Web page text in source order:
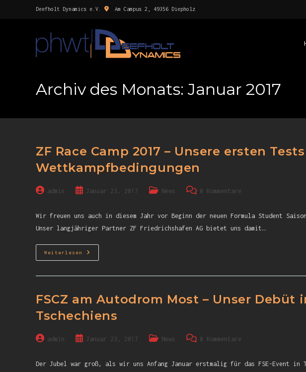
Deefholt Dynamics e.V. Am Campus 2, 49356 Diepholz
Archiv des Monats: Januar 2017
ZF Race Camp 2017 – Unsere ersten
Wettkampfbedingungen
admin Januar 23, 2017 News 0 Kommentare
Wir freuen uns auch in diesem Jahr vor Beginn der neuen Formula Student
Unser langjähriger Partner ZF Friedrichshafen AG bietet uns damit…
Weiterlesen
FSCZ am Autodrom Most – Unser Debüt
Tschechiens
admin Januar 23, 2017 News 0 Kommentare
Der Jubel war groß, als wir uns Anfang Januar erstmalig für das FSE-Event in